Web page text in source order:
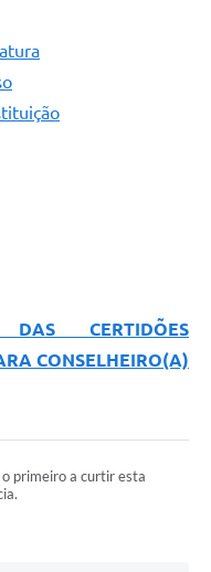
CERTIDÕES
CONSELHEIRO(A)
o primeiro a curtir esta